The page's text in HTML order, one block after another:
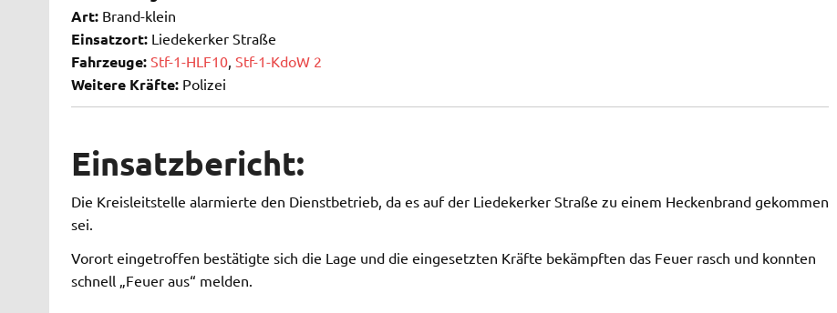
Art:Brand-klein
Einsatzort:Liedekerker Straße
Fahrzeuge: Stf-1-HLF10, Stf-1-KdoW 2
Weitere Kräfte:Polizei
Einsatzbericht:
Die Kreisleitstelle alarmierte den Dienstbetrieb, da es auf der Liedekerker Straße zu einem Heckenbrand gekommen
sei.
Vorort eingetroffen bestätigte sich die Lage und die eingesetzten Kräfte bekämpften das Feuer rasch und konnten
schnell „Feuer aus“ melden.